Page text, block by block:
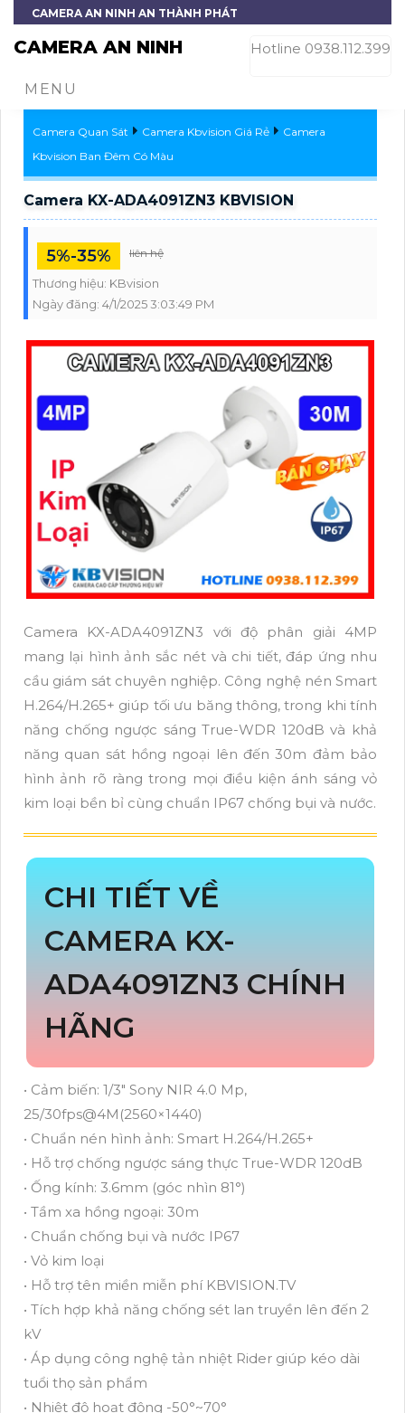
CAMERA AN NINH AN THÀNH PHÁT
CAMERA AN NINH Hotline 0938.112.399
MENU
Camera Quan Sát Camera Kbvision Giá Rẻ
Camera
Kbvision Ban Đêm Có Màu
Camera KX-ADA4091ZN3 KBVISION
5%-35% liên hệ
Thương hiệu: KBvision
Ngày đăng: 4/1/2025 3:03:49 PM
Camera KX-ADA4091ZN3 với độ phân giải 4MP
mang lại hình ảnh sắc nét và chi tiết, đáp ứng nhu
cầu giám sát chuyên nghiệp. Công nghệ nén Smart
H.264/H.265+ giúp tối ưu băng thông, trong khi tính
năng chống ngược sáng True-WDR 120dB và khả
năng quan sát hồng ngoại lên đến 30m đảm bảo
hình ảnh rõ ràng trong mọi điều kiện ánh sáng vỏ
kim loại bền bỉ cùng chuẩn IP67 chống bụi và nước.
CHI TIẾT VỀ
CAMERA KX-
ADA4091ZN3 CHÍNH
HÃNG
• Cảm biến: 1/3″ Sony NIR 4.0 Mp,
25/30fps@4M(2560×1440)
• Chuẩn nén hình ảnh: Smart H.264/H.265+
• Hỗ trợ chống ngược sáng thực True-WDR 120dB
• Ống kính: 3.6mm (góc nhìn 81°)
• Tầm xa hồng ngoại: 30m
• Chuẩn chống bụi và nước IP67
• Vỏ kim loại
• Hỗ trợ tên miền miễn phí KBVISION.TV
• Tích hợp khả năng chống sét lan truyền lên đến 2
kV
• Áp dụng công nghệ tản nhiệt Rider giúp kéo dài
tuổi thọ sản phẩm
• Nhiệt độ hoạt động -50°~70°